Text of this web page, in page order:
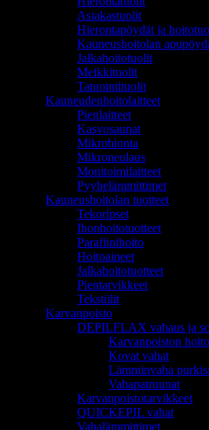
Asiakastuolit
Hierontapöydät ja
Kauneushoitolan
Jalkahoitotuolit
Meikkituolit
Tatuointituolit
Kauneudenhoitolaitteet
Pienlaitteet
Kasvosaunat
Mikrohionta
Mikroneulaus
Monitoimilaitteet
Pyyhelämmittimet
Kauneushoitolan tuotteet
Tekoripset
Ihonhoitotuotteet
Parafiinihoito
Hoitoaineet
Jalkahoitotuotteet
Pientarvikkeet
Tekstiilit
Karvanpoisto
DEPILFLAX vahaus ja
Karvanpoiston
Kovat vahat
Lämminvaha
Vahapatruunat
Karvanpoistotarvikkeet
QUICKEPIL vahat
Vahalämmittimet